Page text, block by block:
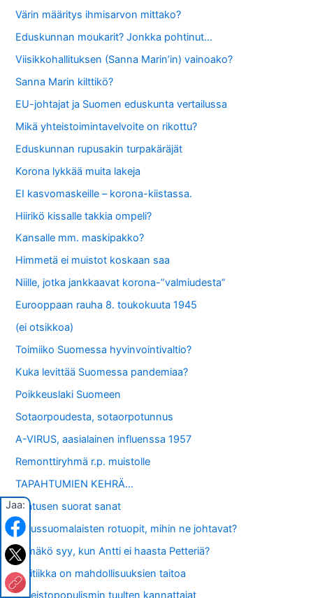
Värin määritys ihmisarvon mittako?
Eduskunnan moukarit? Jonkka pohtinut…
Viisikkohallituksen (Sanna Marin’in) vainoako?
Sanna Marin kilttikö?
EU-johtajat ja Suomen eduskunta vertailussa
Mikä yhteistoimintavelvoite on rikottu?
Eduskunnan rupusakin turpakäräjät
Korona lykkää muita lakeja
EI kasvomaskeille – korona-kiistassa.
Hiirikö kissalle takkia ompeli?
Kansalle mm. maskipakko?
Himmetä ei muistot koskaan saa
Niille, jotka jankkaavat korona-”valmiudesta”
Eurooppaan rauha 8. toukokuuta 1945
(ei otsikkoa)
Toimiiko Suomessa hyvinvointivaltio?
Kuka levittää Suomessa pandemiaa?
Poikkeuslaki Suomeen
Sotaorpoudesta, sotaorpotunnus
A-VIRUS, aasialainen influenssa 1957
Remonttiryhmä r.p. muistolle
TAPAHTUMIEN KEHRÄ…
Laatusen suorat sanat
Perussuomalaisten rotuopit, mihin ne johtavat?
Tämäkö syy, kun Antti ei haasta Petteriä?
Politiikka on mahdollisuuksien taitoa
Jaa: